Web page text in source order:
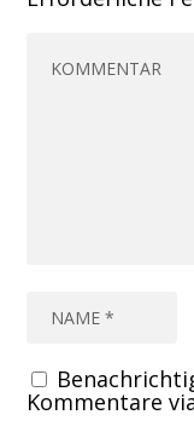
Kommentare